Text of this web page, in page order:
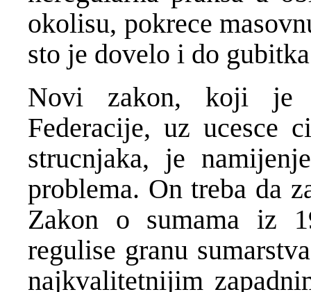
okolisu, pokrece
sto je dovelo i do
Novi zakon, koji je
Federacije, uz ucesce
strucnjaka, je
problema. On treba da
Zakon o sumama iz
regulise granu
najkvalitetnijim